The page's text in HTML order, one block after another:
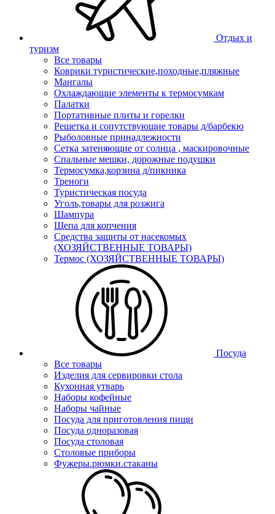
Отдых и
туризм
Все товары
Коврики туристические,походные,пляжные
Мангалы
Охлаждающие элементы к термосумкам
Палатки
Портативные плиты и горелки
Решетка и сопутствующие товары д/барбекю
Рыболовные принадлежности
Сетка затеняющие от солнца , маскировочные
Спальные мешки, дорожные подушки
Термосумка,корзина д/пикника
Треноги
Туристическая посуда
Уголь,товары для розжига
Шампура
Щепа для копчения
Средства защиты от насекомых
(ХОЗЯЙСТВЕННЫЕ ТОВАРЫ)
Термос (ХОЗЯЙСТВЕННЫЕ ТОВАРЫ)
Посуда
Все товары
Изделия для сервировки стола
Кухонная утварь
Наборы кофейные
Наборы чайные
Посуда для приготовления пищи
Посуда одноразовая
Посуда столовая
Столовые приборы
Фужеры.рюмки.стаканы